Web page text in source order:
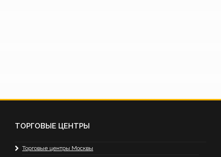
ТОРГОВЫЕ ЦЕНТРЫ
Торговые центры Москвы